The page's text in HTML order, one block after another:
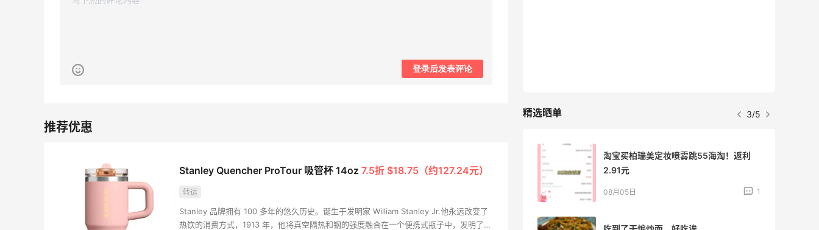
登录后发表评论
Stanley Quencher ProTour 吸管杯 14oz 7.5折 $18.75（约127.24元）
转运
Stanley 品牌拥有 100 多年的悠久历史。诞生于发明家 William Stanley Jr.他永远改变了
热饮的消费方式，1913 年，他将真空隔热和钢的强度融合在一个便携式瓶子中，发明了我
精选晒单 4/5
08月05日
2.91元
1
【黑五直邮海淘攻略】FWRD黑五2026